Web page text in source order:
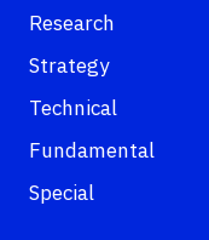
Research
Strategy
Technical
Fundamental
Special